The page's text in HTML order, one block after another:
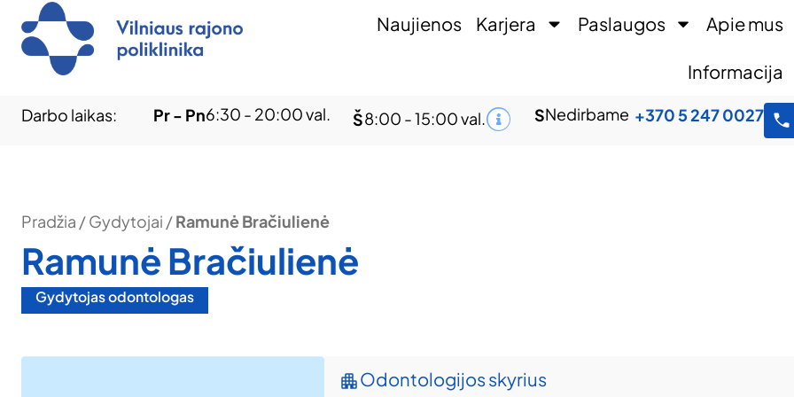
Naujienos Karjera Paslaugos Apie mus
Informacija
Darbo laikas: Pr - Pn6:30 - 20:00 val. Š8:00 - 15:00 val. SNedirbame +370 5 247 0027
Pradžia /Gydytojai /Ramunė Bračiulienė
Ramunė Bračiulienė
Gydytojas odontologas
Odontologijos skyrius